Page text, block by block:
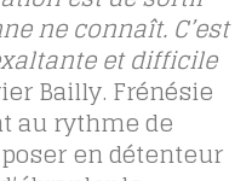
ne connaît. C’est
et difficile
Bailly. Frénésie
au rythme de
poser en détenteur